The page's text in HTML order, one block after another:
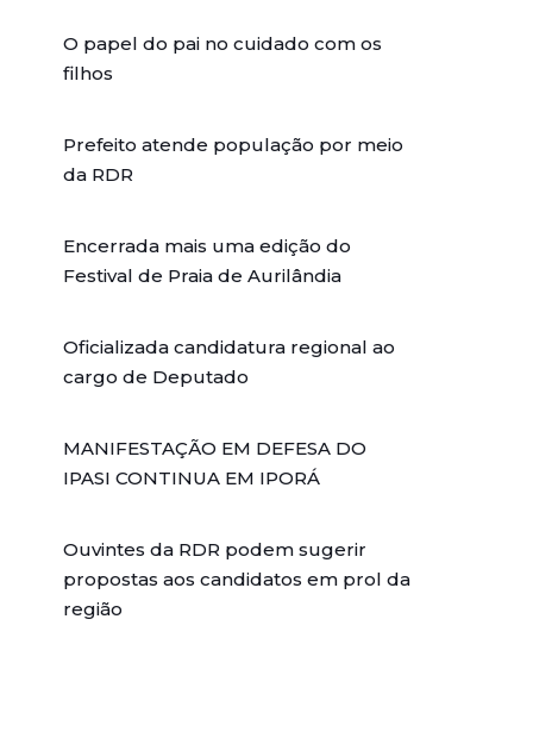
O papel do pai no cuidado com os
filhos
Prefeito atende população por meio
da RDR
Encerrada mais uma edição do
Festival de Praia de Aurilândia
Oficializada candidatura regional ao
cargo de Deputado
MANIFESTAÇÃO EM DEFESA DO
IPASI CONTINUA EM IPORÁ
Ouvintes da RDR podem sugerir
propostas aos candidatos em prol da
região